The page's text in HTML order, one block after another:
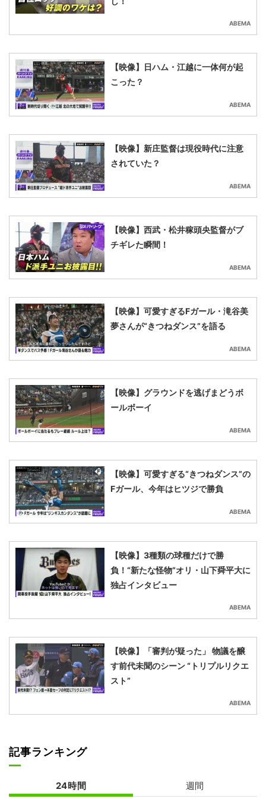
ABEMA
【映像】日ハム・江越に一体何が起
こった？
ABEMA
【映像】新庄監督は現役時代に注意
されていた？
ABEMA
【映像】西武・松井稼頭央監督がブ
チギレた瞬間！
ABEMA
【映像】可愛すぎるFガール・滝谷美
夢さんが“きつねダンス”を語る
ABEMA
【映像】グラウンドを逃げまどうボ
ールボーイ
ABEMA
【映像】可愛すぎる“きつねダンス”の
Fガール、今年はヒツジで勝負
ABEMA
【映像】3種類の球種だけで勝
負！“新たな怪物”オリ・山下舜平大に
独占インタビュー
ABEMA
【映像】「審判が疑った」 物議を醸
す前代未聞のシーン “トリプルリクエ
スト”
ABEMA
記事ランキング
24時間 週間